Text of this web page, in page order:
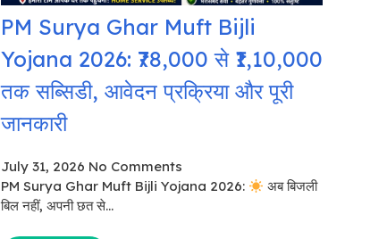
PM Surya Ghar Muft Bijli
Yojana 2026: ₹78,000 से ₹1,10,000
तक सब्सिडी, आवेदन प्रक्रिया और पूरी
जानकारी
July 31, 2026 No Comments
PM Surya Ghar Muft Bijli Yojana 2026:
अब बिजली
बिल नहीं, अपनी छत से...